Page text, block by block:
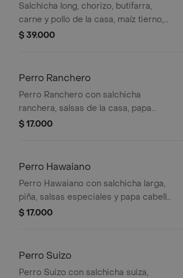
Salchicha long, chorizo, butifarra,
carne y pollo de la casa, maíz tierno,
queso fundido, jamón, salsas de la
$ 39.000
Perro Ranchero
Perro Ranchero con salchicha
ranchera, salsas de la casa, papa
cabello de ángel y maíz. Incluye una
$ 17.000
Perro Hawaiano
Perro Hawaiano con salchicha larga,
piña, salsas especiales y papa cabello
de ángel. Incluye porción de papas
$ 17.000
Perro Suizo
Perro Suizo con salchicha suiza,